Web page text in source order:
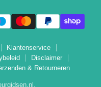
Klantenservice
Disclaimer
& Retourneren